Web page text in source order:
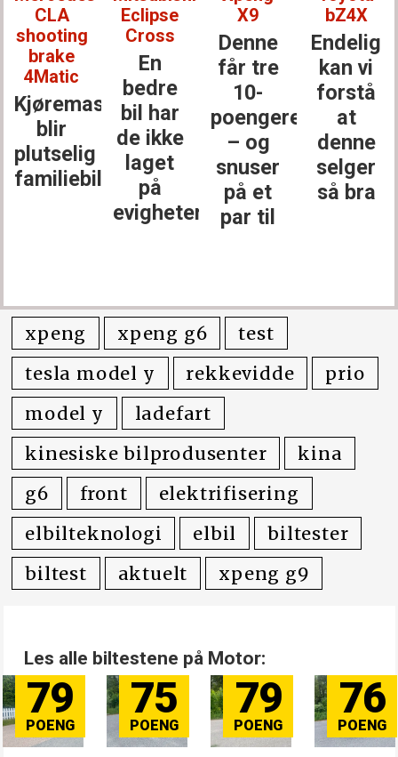
CLA
shooting
brake
4Matic
Kjøremaskinen
blir
plutselig
familiebil
Eclipse
Cross
En
bedre
bil har
de ikke
laget
på
evigheter
X9
Denne
får tre
10-
poengere
– og
snuser
på et
par til
bZ4X
Endelig
kan vi
forstå
at
denne
selger
så bra
xpeng xpeng g6
test
tesla model y
rekkevidde
prio
model y
ladefart
kinesiske bilprodusenter
kina
g6
front
elektrifisering
elbilteknologi
elbil
biltester
biltest
aktuelt xpeng g9
Les alle biltestene på Motor:
79 75 79 76